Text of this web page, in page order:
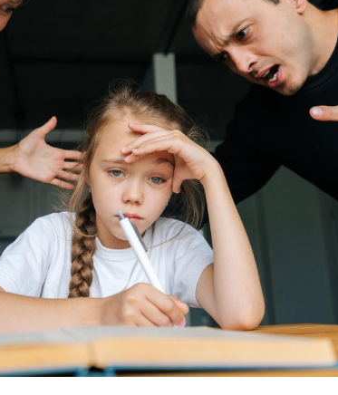
Mordue par un
barracuda, une petite fille
secourue grâce à un
réflexe essentiel
Légionellose en Suisse :
quelle est l’origine de la
contamination ?
Allergies alimentaires :
une nouvelle arme contre
les réactions sévères